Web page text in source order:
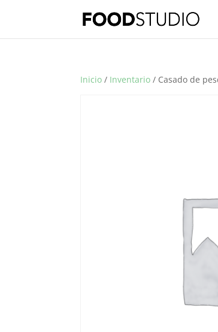
Inicio / Inventario / Casado de